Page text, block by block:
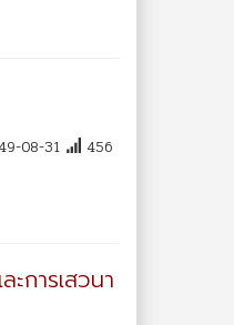
08-31
456
การเสวนา